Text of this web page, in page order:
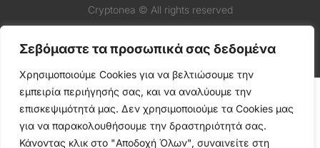
Σεβόμαστε τα προσωπικά σας δεδομένα
Χρησιμοποιούμε Cookies για να βελτιώσουμε την
εμπειρία περιήγησής σας, και να αναλύουμε την
επισκεψιμότητά μας. Δεν χρησιμοποιούμε τα Cookies μας
για να παρακολουθήσουμε την δραστηριότητά σας.
Κάνοντας κλικ στο "Αποδοχή Όλων", συναινείτε στη
Cryptonea © All rights reserved